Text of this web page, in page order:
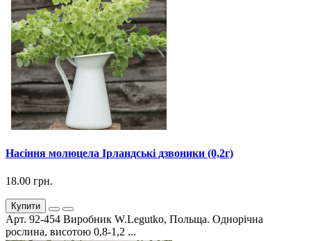
Насіння молюцела Ірландські дзвоники (0,2г)
18.00 грн.
Купити
Арт. 92-454 Виробник W.Legutko, Польща. Однорічна
рослина, висотою 0,8-1,2 ...